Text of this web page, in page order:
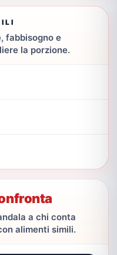
fabbisogno e
la porzione.
a chi conta
alimenti simili.